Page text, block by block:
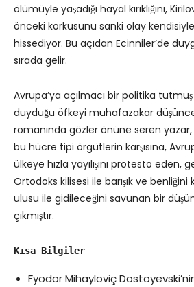
ölümüyle yaşadığı hayal kırıklığını,
önceki korkusunu sanki olay
hissediyor. Bu açıdan Ecinniler’de
sırada gelir.
Avrupa’ya açılmacı bir politika
duyduğu öfkeyi muhafazakar
romanında gözler önüne seren
bu hücre tipi örgütlerin karşısına,
ülkeye hızla yayılışını protesto eden,
Ortodoks kilisesi ile barışık ve
ulusu ile gidileceğini savunan bir
çıkmıştır.
Kısa Bilgiler
Fyodor Mihayloviç Dostoyevski’nin